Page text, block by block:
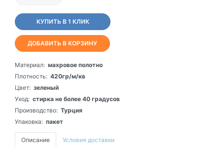
КУПИТЬ В 1 КЛИК
ДОБАВИТЬ В КОРЗИНУ
Материал: махровое полотно
Плотность: 420гр/м/кв
Цвет: зеленый
Уход: стирка не более 40 градусов
Производство: Турция
Упаковка: пакет
Описание Условия доставки